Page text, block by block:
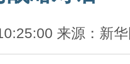
来源：新